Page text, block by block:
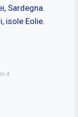
Sardegna.
isole Eolie.